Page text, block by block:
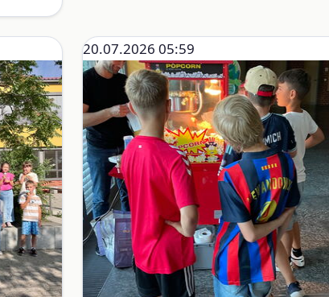
20.07.2026 05:59